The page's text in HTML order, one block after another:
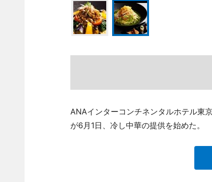
ANAインターコンチネンタルホテル東
が6月1日、冷し中華の提供を始めた。